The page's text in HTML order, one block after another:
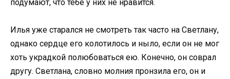
подумают, что тебе у них не нравится.
Илья уже старался не смотреть так часто на Светлану,
однако сердце его колотилось и ныло, если он не мог
хоть украдкой полюбоваться ею. Конечно, он соврал
другу. Светлана, словно молния пронзила его, он и